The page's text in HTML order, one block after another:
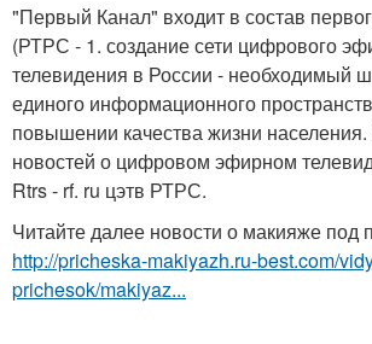
"Первый Канал" входит в состав
(РТРС - 1. создание сети цифрового
телевидения в России - необходимый
единого информационного
повышении качества жизни
новостей о цифровом эфирном
Rtrs - rf. ru цэтв РТРС.
Читайте далее новости о макияже под
http://pricheska-makiyazh.ru-best.com/
prichesok/makiyaz...